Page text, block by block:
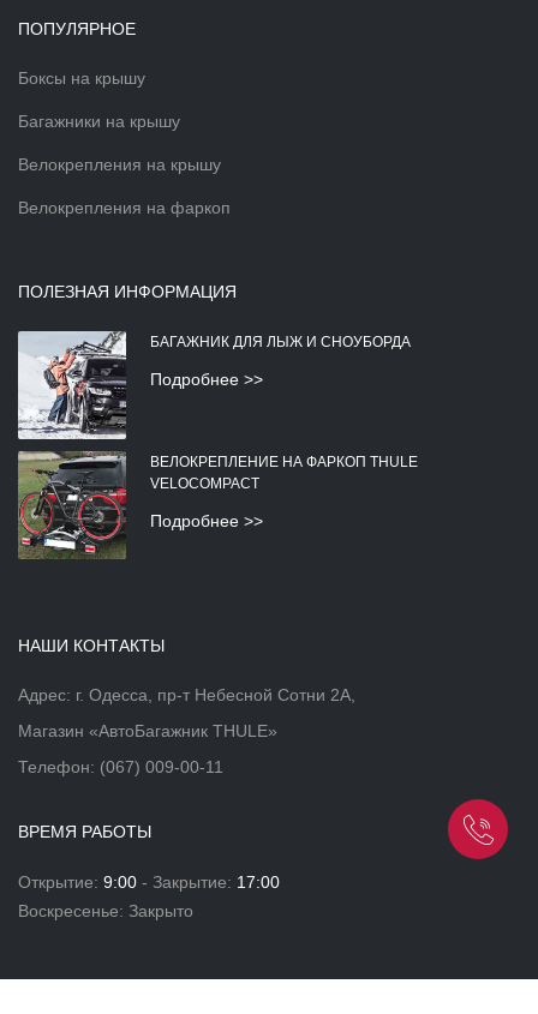
ПОПУЛЯРНОЕ
Боксы на крышу
Багажники на крышу
Велокрепления на крышу
Велокрепления на фаркоп
ПОЛЕЗНАЯ ИНФОРМАЦИЯ
БАГАЖНИК ДЛЯ ЛЫЖ И СНОУБОРДА
Подробнее >>
ВЕЛОКРЕПЛЕНИЕ НА ФАРКОП THULE
VELOCOMPACT
Подробнее >>
НАШИ КОНТАКТЫ
Адрес: г. Одесса, пр-т Небесной Сотни 2А,
Магазин «АвтоБагажник THULE»
Телефон: (067) 009-00-11
ВРЕМЯ РАБОТЫ
Открытие: 9:00 - Закрытие: 17:00
Воскресенье: Закрыто